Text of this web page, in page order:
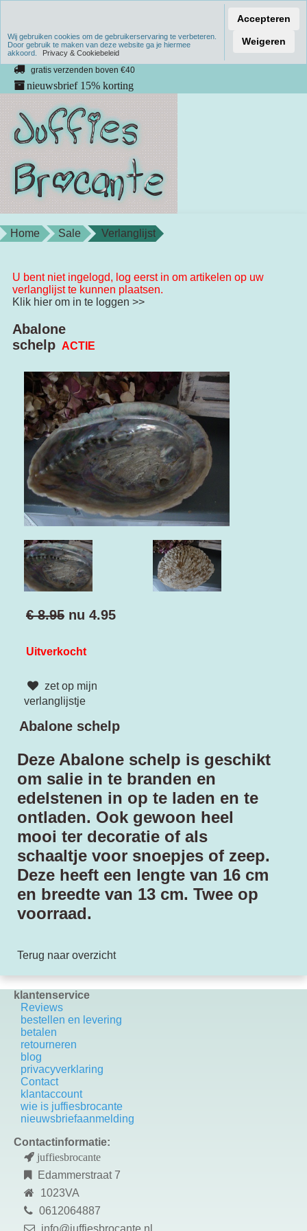
Verzenden binnen 1 werkdag
unieke producten
gratis verzenden boven €40
nieuwsbrief 15% korting
Home Sale Verlanglijst
U bent niet ingelogd, log eerst in om artikelen op uw
verlanglijst te kunnen plaatsen.
Klik hier om in te loggen >>
Abalone
schelp ACTIE
€ 8.95 nu 4.95
Uitverkocht
zet op mijn
verlanglijstje
Abalone schelp
Deze Abalone schelp is geschikt
om salie in te branden en
edelstenen in op te laden en te
ontladen. Ook gewoon heel
mooi ter decoratie of als
schaaltje voor snoepjes of zeep.
Deze heeft een lengte van 16 cm
en breedte van 13 cm. Twee op
voorraad.
Terug naar overzicht
klantenservice
Reviews
bestellen en levering
betalen
retourneren
blog
privacyverklaring
Contact
k lantaccount
wie is juffiesbrocante
nieuwsbriefaanmelding
Contactinformatie:
juffiesbrocante
Edammerstraat 7
1023VA
0612064887
info@juffiesbrocante.nl
Wij gebruiken cookies om de gebruikerservaring te verbeteren.
Door gebruik te maken van deze website ga je hiermee
akkoord.
Privacy & Cookiebeleid
Accepteren
Weigeren